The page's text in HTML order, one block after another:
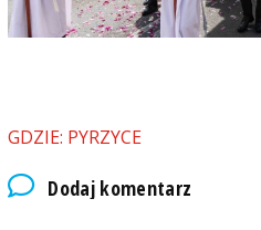
GDZIE: PYRZYCE
Dodaj komentarz